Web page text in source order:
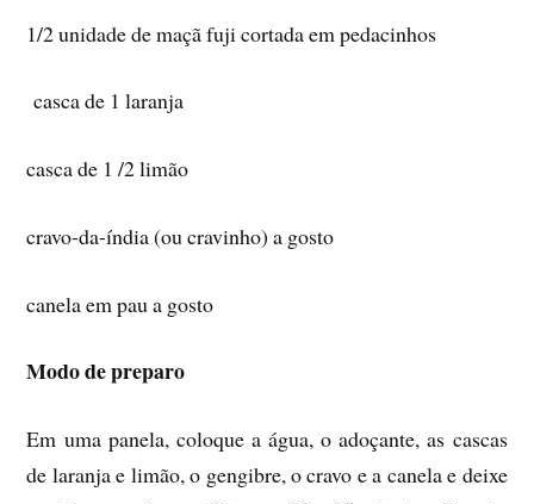
1/2 unidade de maçã fuji cortada em pedacinhos
casca de 1 laranja
casca de 1 /2 limão
cravo-da-índia (ou cravinho) a gosto
canela em pau a gosto
Modo de preparo
Em uma panela, coloque a água, o adoçante, as cascas
de laranja e limão, o gengibre, o cravo e a canela e deixe